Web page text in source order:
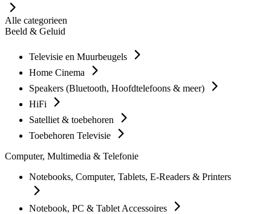
Alle categorieen
Beeld & Geluid
Televisie en Muurbeugels
Home Cinema
Speakers (Bluetooth, Hoofdtelefoons & meer)
HiFi
Satelliet & toebehoren
Toebehoren Televisie
Computer, Multimedia & Telefonie
Notebooks, Computer, Tablets, E-Readers & Printers
Notebook, PC & Tablet Accessoires